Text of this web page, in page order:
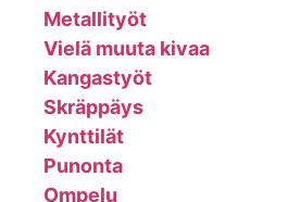
Metallityöt
Vielä muuta kivaa
Kangastyöt
Skräppäys
Kynttilät
Punonta
Ompelu